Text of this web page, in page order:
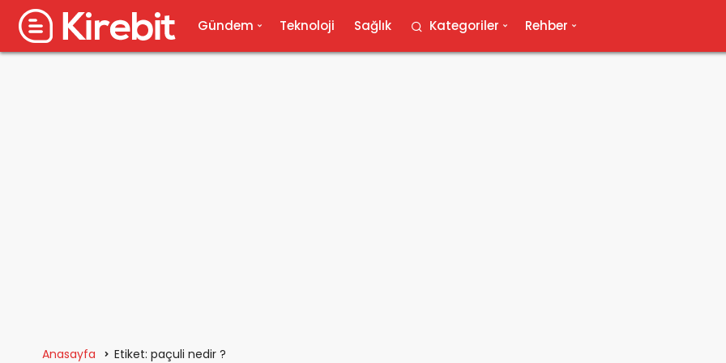
Gündem Teknoloji Sağlık Kategoriler Rehber
Anasayfa Etiket: paçuli nedir ?